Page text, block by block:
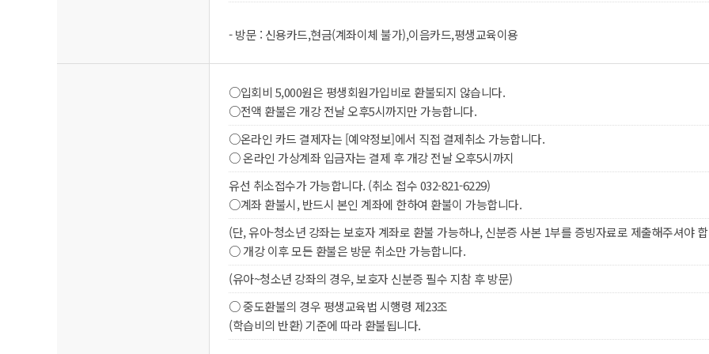
- 방문 : 신용카드,현금(계좌이체 불가),이음카드,평생교육이용
○입회비 5,000원은 평생회원가입비로 환불되지 않습니다.
○전액 환불은 개강 전날 오후5시까지만 가능합니다.
○온라인 카드 결제자는 [예약정보]에서 직접 결제취소 가능합니다.
○ 온라인 가상계좌 입금자는 결제 후 개강 전날 오후5시까지
유선 취소접수가 가능합니다. (취소 접수 032-821-6229)
○계좌 환불시, 반드시 본인 계좌에 한하여 환불이 가능합니다.
(단, 유아-청소년 강좌는 보호자 계좌로 환불 가능하나, 신분증 사본 1부를 증빙자료로 제출해주셔야
○ 개강 이후 모든 환불은 방문 취소만 가능합니다.
(유아~청소년 강좌의 경우, 보호자 신분증 필수 지참 후 방문)
○ 중도환불의 경우 평생교육법 시행령 제23조
(학습비의 반환) 기준에 따라 환불됩니다.